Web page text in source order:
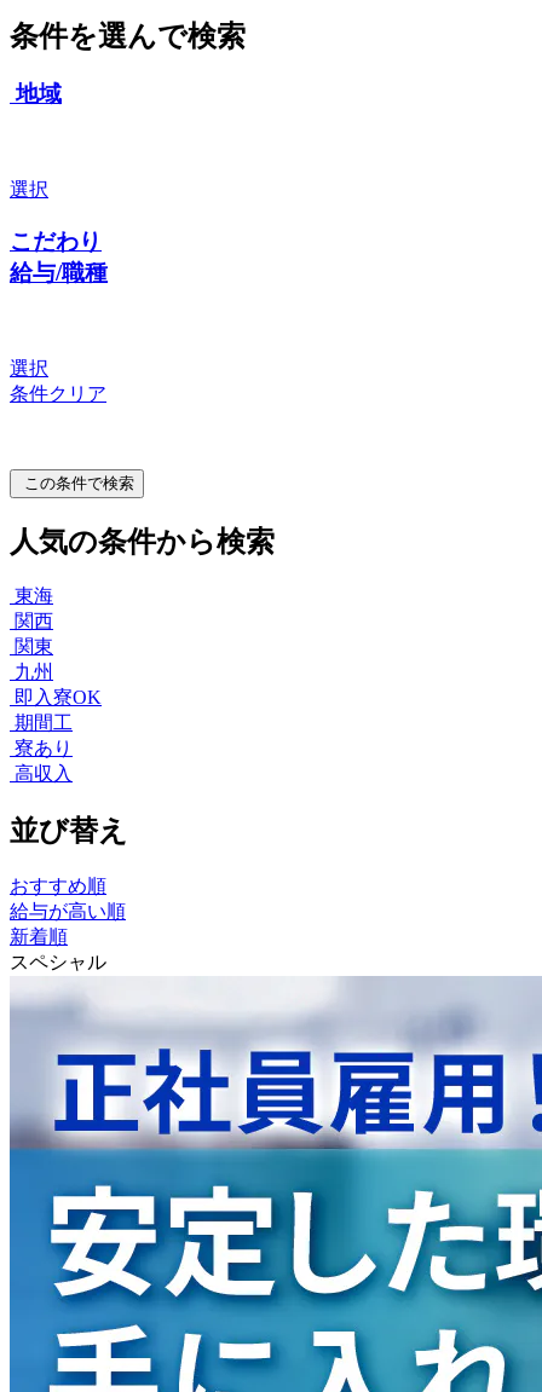
条件を選んで検索
地域
選択
こだわり
給与/職種
選択
条件クリア
この条件で検索
人気の条件から検索
東海
関西
関東
九州
即入寮OK
期間工
寮あり
高収入
並び替え
おすすめ順
給与が高い順
新着順
スペシャル